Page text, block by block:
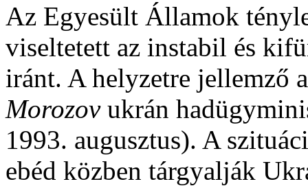
Az Egyesült Államok
viseltetett az instabil és
iránt. A helyzetre jellemző
Morozov ukrán
1993. augusztus). A
ebéd közben tárgyalják